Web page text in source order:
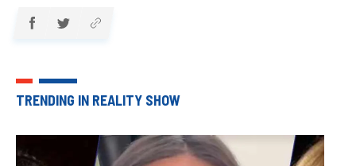
TRENDING IN REALITY SHOW